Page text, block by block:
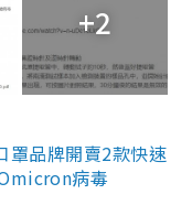
+2
罩品牌開賣2款快速
病毒